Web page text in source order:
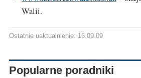
Walii.
Ostatnie uaktualnienie: 16.09.09
Popularne poradniki